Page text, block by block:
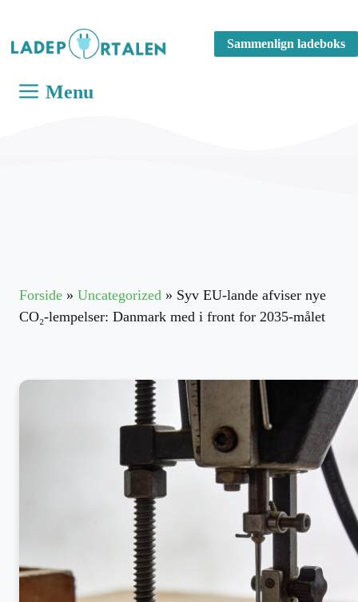
indhold
Menu
Sammenlign ladeboks
Forside » Uncategorized » Syv EU-lande afviser nye
CO₂-lempelser: Danmark med i front for 2035-målet